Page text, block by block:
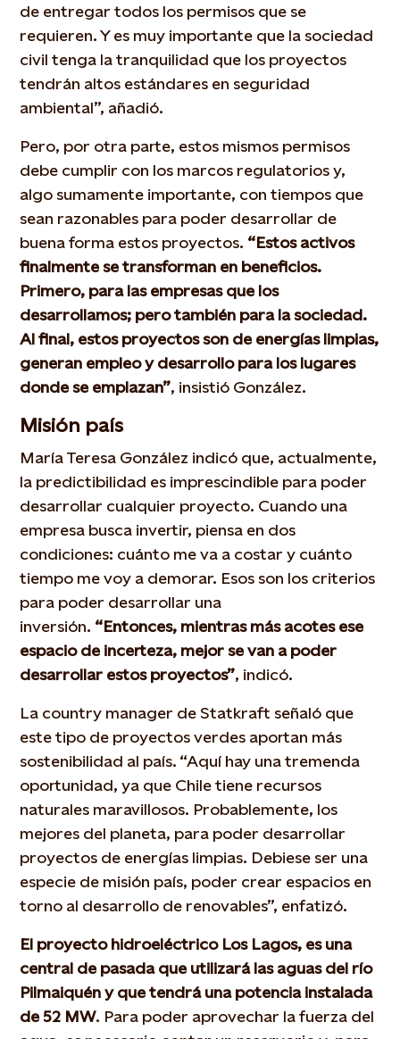
de entregar todos los permisos que se
requieren. Y es muy importante que la sociedad
civil tenga la tranquilidad que los proyectos
tendrán altos estándares en seguridad
ambiental”, añadió.
Pero, por otra parte, estos mismos permisos
debe cumplir con los marcos regulatorios y,
algo sumamente importante, con tiempos que
sean razonables para poder desarrollar de
buena forma estos proyectos. “Estos activos
finalmente se transforman en beneficios.
Primero, para las empresas que los
desarrollamos; pero también para la sociedad.
Al final, estos proyectos son de energías limpias,
generan empleo y desarrollo para los lugares
donde se emplazan”, insistió González.
Misión país
María Teresa González indicó que, actualmente,
la predictibilidad es imprescindible para poder
desarrollar cualquier proyecto. Cuando una
empresa busca invertir, piensa en dos
condiciones: cuánto me va a costar y cuánto
tiempo me voy a demorar. Esos son los criterios
para poder desarrollar una
inversión. “Entonces, mientras más acotes ese
espacio de incerteza, mejor se van a poder
desarrollar estos proyectos”, indicó.
La country manager de Statkraft señaló que
este tipo de proyectos verdes aportan más
sostenibilidad al país. “Aquí hay una tremenda
oportunidad, ya que Chile tiene recursos
naturales maravillosos. Probablemente, los
mejores del planeta, para poder desarrollar
proyectos de energías limpias. Debiese ser una
especie de misión país, poder crear espacios en
torno al desarrollo de renovables”, enfatizó.
El proyecto hidroeléctrico Los Lagos, es una
central de pasada que utilizará las aguas del río
Pilmaiquén y que tendrá una potencia instalada
de 52 MW. Para poder aprovechar la fuerza del